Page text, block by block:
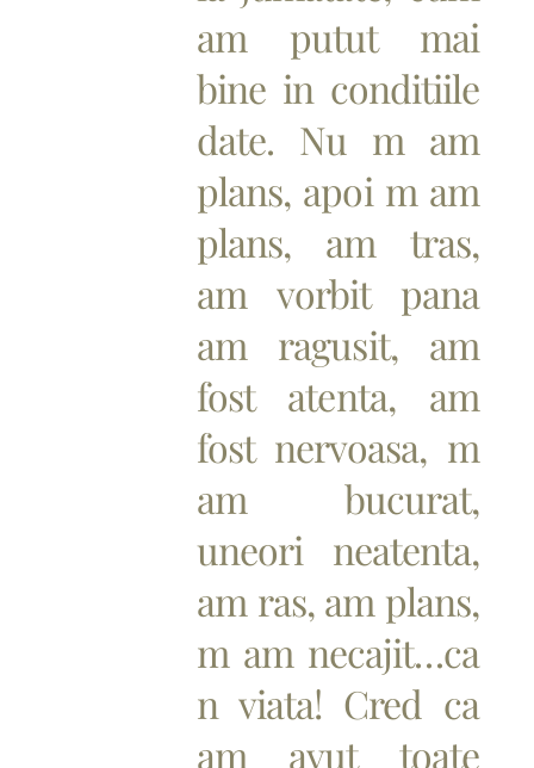
am putut mai
bine in conditiile
date. Nu m am
plans, apoi m am
plans, am tras,
am vorbit pana
am ragusit, am
fost atenta, am
fost nervoasa, m
am bucurat,
uneori neatenta,
am ras, am plans,
m am necajit…ca
n viata! Cred ca
am avut toate